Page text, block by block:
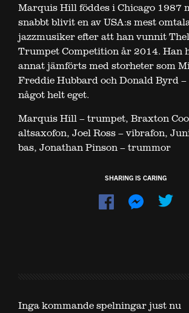
Marquis Hill föddes i Chicago 1987
snabbt blivit en av USA:s mest
jazzmusiker efter att han vunnit
Trumpet Competition år 2014. Han
annat jämförts med storheter som
Freddie Hubbard och Donald Byrd
något helt eget.
Marquis Hill – trumpet, Braxton
altsaxofon, Joel Ross – vibrafon,
bas, Jonathan Pinson – trummor
SHARING IS CARING
Dela
Dela
Inga kommande spelningar just nu